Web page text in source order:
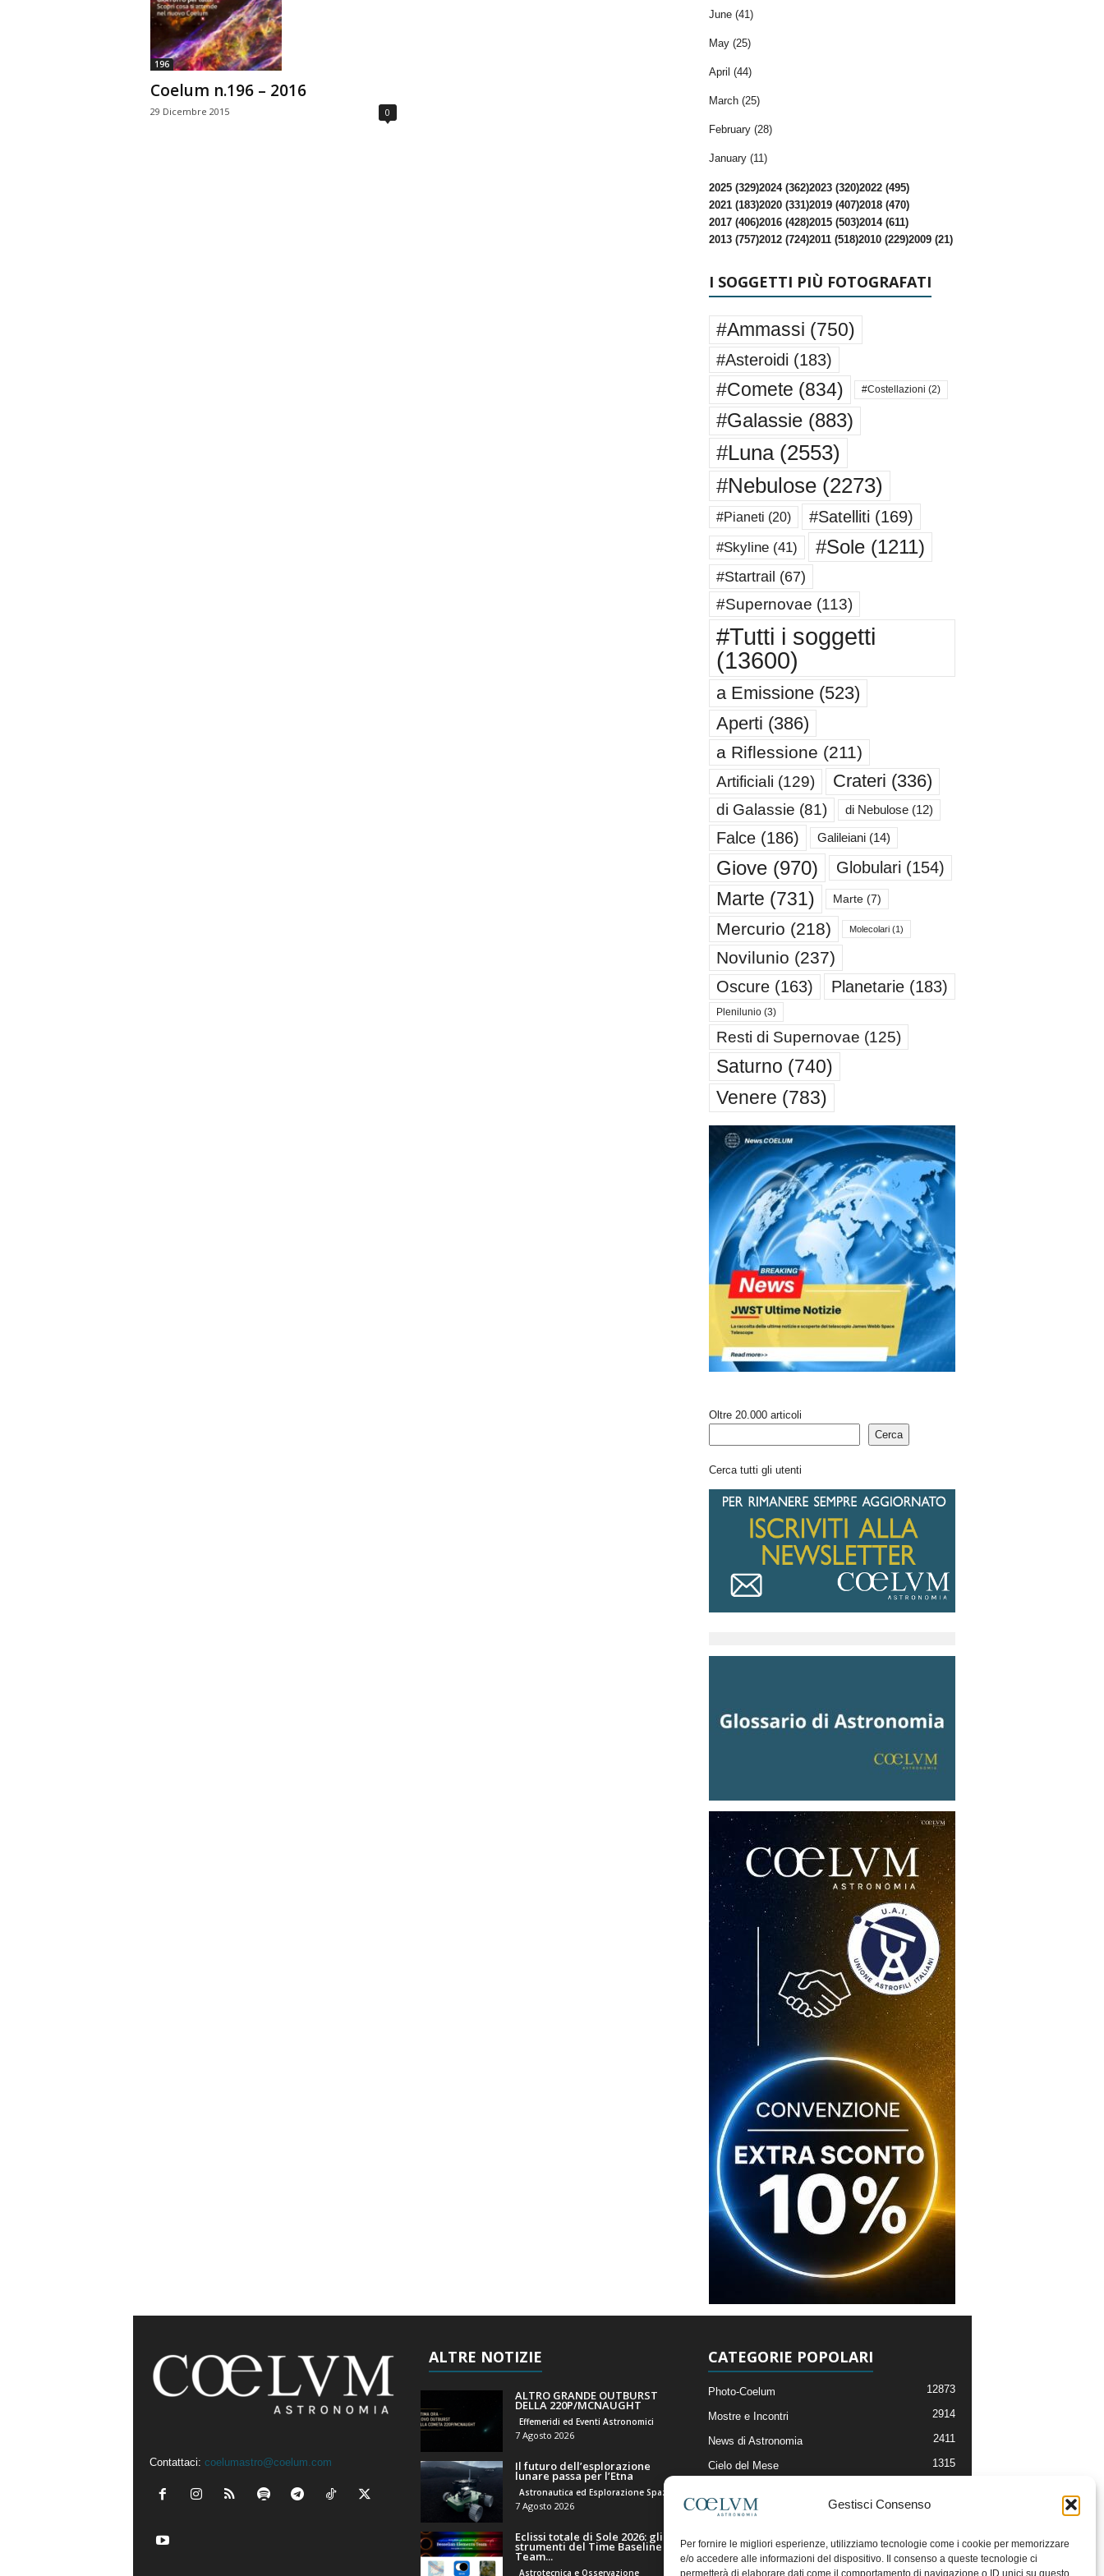
Gestisci Consenso
Per fornire le migliori esperienze, utilizziamo tecnologie come i cookie per memorizzare
e/o accedere alle informazioni del dispositivo. Il consenso a queste tecnologie ci
permetterà di elaborare dati come il comportamento di navigazione o ID unici su questo
a
196
Coelum n.196 – 2016
29 Dicembre 2015 0
June (41)
May (25)
April (44)
March (25)
February (28)
January (11)
2025 (329)2024 (362)2023 (320)2022 (495)
2021 (183)2020 (331)2019 (407)2018 (470)
2017 (406)2016 (428)2015 (503)2014 (611)
2013 (757)2012 (724)2011 (518)2010 (229)2009 (21)
I SOGGETTI PIÙ FOTOGRAFATI
#Ammassi (750)
#Asteroidi (183)
#Comete (834) #Costellazioni (2)
#Galassie(883)
#Luna(2553)
#Nebulose(2273)
#Pianeti (20) #Satelliti (169)
#Skyline(41) #Sole(1211)
#Startrail (67)
#Supernovae (113)
#Tutti i soggetti
(13600)
a Emissione(523)
Aperti (386)
a Riflessione (211)
Artificiali (129) Crateri (336)
di Galassie (81) di Nebulose(12)
Falce(186) Galileiani(14)
Giove(970) Globulari (154)
Marte (731) Marte(7)
Mercurio (218) Molecolari(1)
Novilunio (237)
Oscure(163) Planetarie(183)
Plenilunio(3)
Resti di Supernovae (125)
Saturno (740)
Venere (783)
Oltre 20.000 articoli
Cerca
Cerca tutti gli utenti
Contattaci: coelumastro@coelum.com
ALTRE NOTIZIE
ALTRO GRANDE OUTBURST
DELLA 220P/MCNAUGHT
Effemeridi ed Eventi Astronomici
7 Agosto 2026
Il futuro dell’esplorazione
lunare passa per l’Etna
7 Agosto 2026
Eclissi totale di Sole 2026: gli
strumenti del Time Baseline
Team...
Astrotecnica e Osservazione
CATEGORIE POPOLARI
Photo-Coelum 12873
Mostre e Incontri 2914
News di Astronomia 2411
Cielo del Mese 1315
Articoli e Risorse On-Line
Il Blog della Redazione